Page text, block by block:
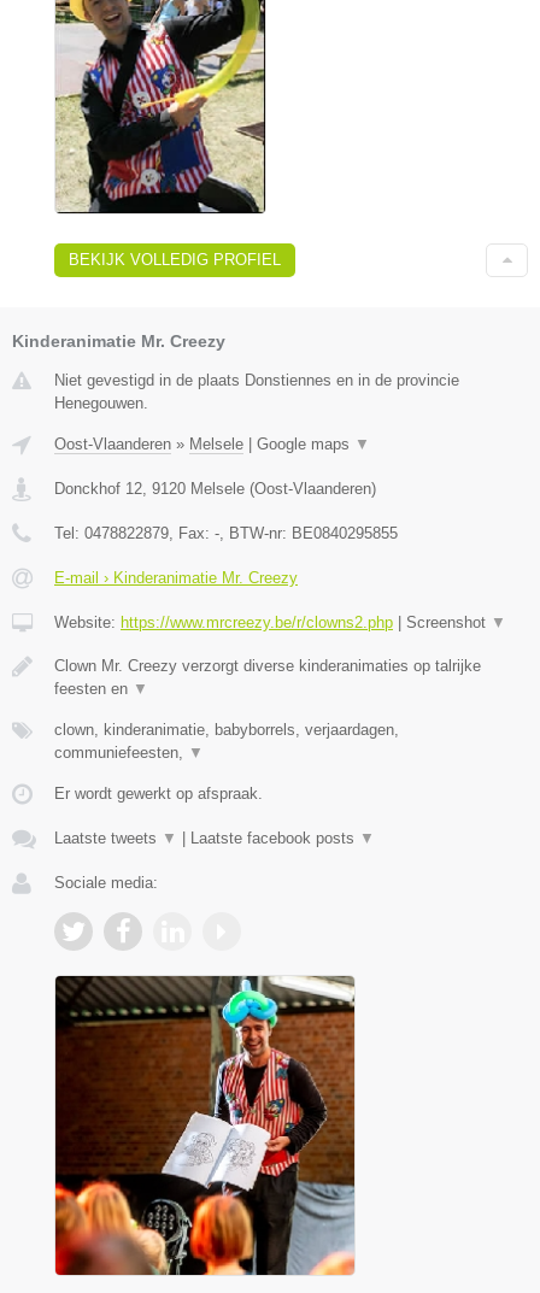
BEKIJK VOLLEDIG PROFIEL
Kinderanimatie Mr. Creezy
Niet gevestigd in de plaats Donstiennes en in de provincie
Henegouwen.
Oost-Vlaanderen » Melsele Google maps ▼
Donckhof 12, 9120 Melsele (Oost-Vlaanderen)
Tel: 0478822879, Fax: -, BTW-nr: BE0840295855
E-mail › Kinderanimatie Mr. Creezy
Website: https://www.mrcreezy.be/r/clowns2.php Screenshot ▼
Clown Mr. Creezy verzorgt diverse kinderanimaties op talrijke
feesten en ▼
clown, kinderanimatie, babyborrels, verjaardagen,
communiefeesten, ▼
Er wordt gewerkt op afspraak.
Laatste tweets ▼ Laatste facebook posts ▼
Sociale media: